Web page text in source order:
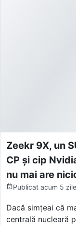
Zeekr 9X, un
CP și cip
nu mai are
Publicat acum 5 zile
Dacă simțeai că
centrală nucleară